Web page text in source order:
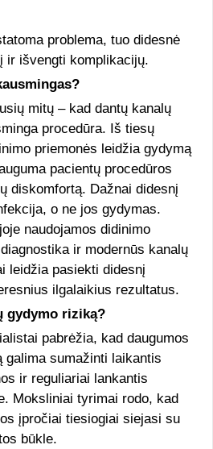
problema, tuo didesnė
ir išvengti komplikacijų.
mitų – kad dantų kanalų
procedūra. Iš tiesų
priemonės leidžia gydymą
pacientų procedūros
diskomfortą. Dažnai didesnį
o ne jos gydymas.
naudojamos didinimo
ir modernūs kanalų
leidžia pasiekti didesnį
ilgalaikius rezultatus.
gydymo riziką?
pabrėžia, kad daugumos
galima sumažinti laikantis
ir reguliariai lankantis
Moksliniai tyrimai rodo, kad
įpročiai tiesiogiai siejasi su
būkle.